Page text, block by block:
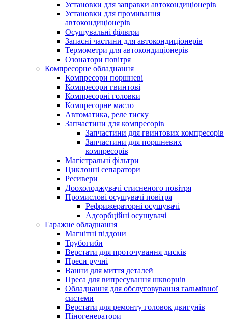
Установки для заправки автокондиціонерів
Установки для промивання
автокондиціонерів
Осушувальні фільтри
Запасні частини для автокондиціонерів
Термометри для автокондиціонерів
Озонатори повітря
Компресорне обладнання
Компресори поршневі
Компресори гвинтові
Компресорні головки
Компресорне масло
Автоматика, реле тиску
Запчастини для компресорів
Запчастини для гвинтових компресорів
Запчастини для поршневих
компресорів
Магістральні фільтри
Циклонні сепаратори
Ресивери
Доохолоджувачі стисненого повітря
Промислові осушувачі повітря
Рефрижераторні осушувачі
Адсорбційні осушувачі
Гаражне обладнання
Магнітні піддони
Трубогиби
Верстати для проточування дисків
Преси ручні
Ванни для миття деталей
Преса для випресування шкворнів
Обладнання для обслуговування гальмівної
системи
Верстати для ремонту головок двигунів
Піногенератори